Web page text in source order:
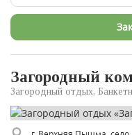
Загородный
Загородный отдых,